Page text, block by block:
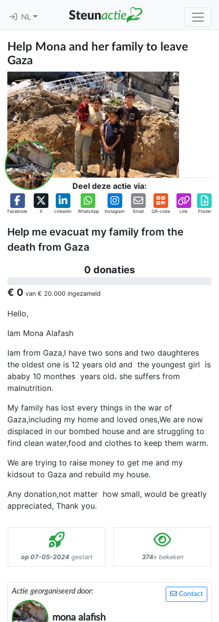
NL
Help Mona and her family to leave
Gaza
Deel deze actie via:
Facebook X Linkedin WhatsApp Instagram Email QR-code Link Poster
Help me evacuat my family from the
death from Gaza
0 donaties
€ 0 van € 20.000 ingezameld
Hello,
Iam Mona Alafash
Iam from Gaza,l have two sons and two daughteres
the oldest one is 12 years old and the youngest girl is
ababy 10 monthes years old، she suffers from
malnutrition.
My family has lost every things in the war of
Gaza,including my home and loved ones,We are now
displaced in our bombed house and are struggling to
find clean water,food and clothes to keep them warm.
We are trying to raise money to get me and my
kidsout to Gaza and rebuild my house.
Any donation,not matter how small, would be greatly
appreciated, Thank you.
op 07-05-2024 gestart 374x bekeken
Contact
Actie georganiseerd door:
mona alafish